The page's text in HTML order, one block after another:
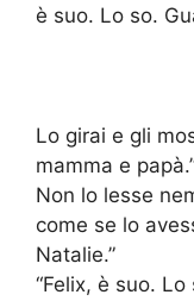
è suo. Lo so.
Lo girai e gli
mamma e
Non lo lesse
come se lo
Natalie.”
“Felix, è suo. Lo